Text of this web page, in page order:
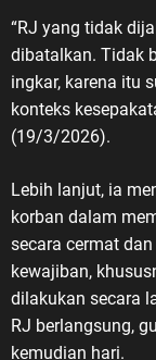
“RJ yang tidak
dibatalkan. Tidak
ingkar, karena itu
konteks
(19/3/2026).
Lebih lanjut, ia
korban dalam
secara cermat
kewajiban,
dilakukan secara
RJ berlangsung,
kemudian hari.